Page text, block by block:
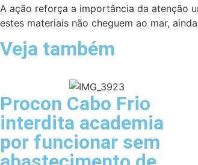
A ação reforça a importância da atenção
estes materiais não cheguem ao mar,
Veja também
Procon Cabo Frio
interdita academia
por funcionar sem